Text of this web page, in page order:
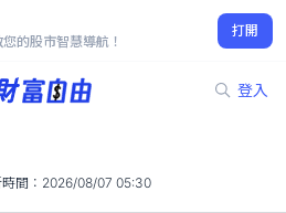
的股市智慧導航！
打開
登入
1.98%
間： 2026/08/07 05:30